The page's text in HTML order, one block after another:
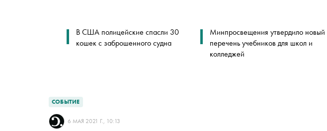
В США полицейские спасли 30
кошек с заброшенного судна
Минпросвещения утвердило новый
перечень учебников для школ и
колледжей
СОБЫТИЕ
6 МАЯ 2021 Г., 10:13